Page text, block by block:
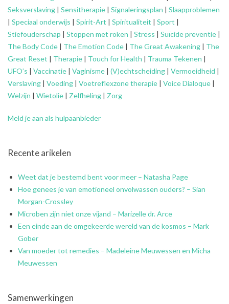
Seksverslaving | Sensitherapie | Signaleringsplan | Slaapproblemen
| Speciaal onderwijs | Spirit-Art | Spiritualiteit | Sport |
Stiefouderschap | Stoppen met roken | Stress | Suïcide preventie |
The Body Code | The Emotion Code | The Great Awakening | The
Great Reset | Therapie | Touch for Health | Trauma Tekenen |
UFO’s | Vaccinatie | Vaginisme | (V)echtscheiding | Vermoeidheid |
Verslaving | Voeding | Voetreflexzone therapie | Voice Dialoque |
Welzijn | Wietolie | Zelfheling | Zorg
Meld je aan als hulpaanbieder
Recente arikelen
Weet dat je bestemd bent voor meer – Natasha Page
Hoe genees je van emotioneel onvolwassen ouders? – Sian
Morgan-Crossley
Microben zijn niet onze vijand – Marizelle dr. Arce
Een einde aan de omgekeerde wereld van de kosmos – Mark
Gober
Van moeder tot remedies – Madeleine Meuwessen en Micha
Meuwessen
Samenwerkingen